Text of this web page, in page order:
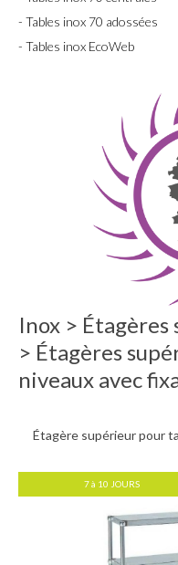
- Tables inox 70 adossées
- Tables inox EcoWeb
Inox >
> Étagères
niveaux avec
Étagère supérieur pour
7 à 10 JOURS